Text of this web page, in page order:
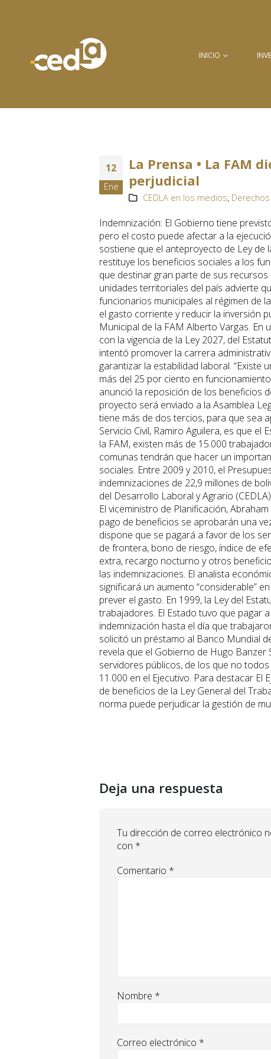
INICIO
12
Ene
La Prensa • La FAM
perjudicial
CEDLA en los medios, Derechos
Indemnización: El Gobierno tiene
pero el costo puede afectar a la
sostiene que el anteproyecto de Ley de
restituye los beneficios sociales a los
que destinar gran parte de sus
unidades territoriales del país advierte
funcionarios municipales al régimen de
el gasto corriente y reducir la inversión
Municipal de la FAM Alberto Vargas.
con la vigencia de la Ley 2027, del
intentó promover la carrera
garantizar la estabilidad laboral. “Existe
más del 25 por ciento en
anunció la reposición de los beneficios
proyecto será enviado a la Asamblea
tiene más de dos tercios, para que sea
Servicio Civil, Ramiro Aguilera, es que
la FAM, existen más de 15.000
comunas tendrán que hacer un
sociales. Entre 2009 y 2010, el
indemnizaciones de 22,9 millones de
del Desarrollo Laboral y Agrario
El viceministro de Planificación,
pago de beneficios se aprobarán una
dispone que se pagará a favor de los
de frontera, bono de riesgo, índice de
extra, recargo nocturno y otros
las indemnizaciones. El analista
significará un aumento “considerable”
prever el gasto. En 1999, la Ley del
trabajadores. El Estado tuvo que pagar
indemnización hasta el día que
solicitó un préstamo al Banco Mundial
revela que el Gobierno de Hugo
servidores públicos, de los que no
11.000 en el Ejecutivo. Para destacar
de beneficios de la Ley General del
norma puede perjudicar la gestión de
Deja una respuesta
Tu dirección de correo electrónico
con *
Comentario *
Nombre *
Correo electrónico *